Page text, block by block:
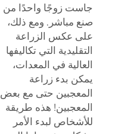
جاست زوجًا واحدًا من
صنع مباشر. ومع ذلك،
على عكس الزراعة
التقليدية التي تكاليفها
العالية في المعدات،
يمكن بدء زراعة
المعجبين حتى مع بعض
المعجبين! هذه طريقة
للأشخاص لبدء الأمر